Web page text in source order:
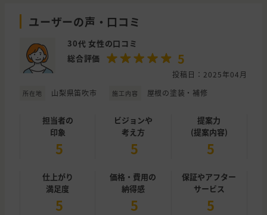
ユーザーの声・口コミ
30代 女性の口コミ
総合評価
5
投稿日：2025年04月
所在地 山梨県笛吹市 施工内容 屋根の塗装・補修
担当者の
印象
5
ビジョンや
考え方
5
提案力
(提案内容)
5
仕上がり
満足度
5
価格・費用の
納得感
5
保証やアフター
サービス
5